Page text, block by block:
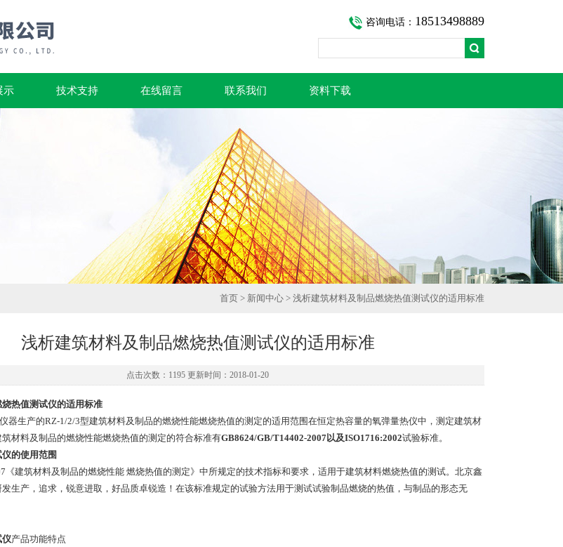
咨询电话： 18513498889
示 技术支持 在线留言 联系我们 资料下载
首页 > 新闻中心 > 浅析建筑材料及制品燃烧热值测试仪的适用标准
浅析建筑材料及制品燃烧热值测试仪的适用标准
点击次数：1195 更新时间：2018-01-20
热值测试仪的适用标准
器生产的RZ-1/2/3型建筑材料及制品的燃烧性能燃烧热值的测定的适用范围在恒定热容量的氧弹量热仪中，测定建筑材
材料及制品的燃烧性能燃烧热值的测定的符合标准有GB8624/GB/T14402-2007以及ISO1716:2002试验标准。
的使用范围
《建筑材料及制品的燃烧性能 燃烧热值的测定》中所规定的技术指标和要求，适用于建筑材料燃烧热值的测试。北京鑫
生产，追求，锐意进取，好品质卓锐造！在该标准规定的试验方法用于测试试验制品燃烧的热值，与制品的形态无
仪产品功能特点